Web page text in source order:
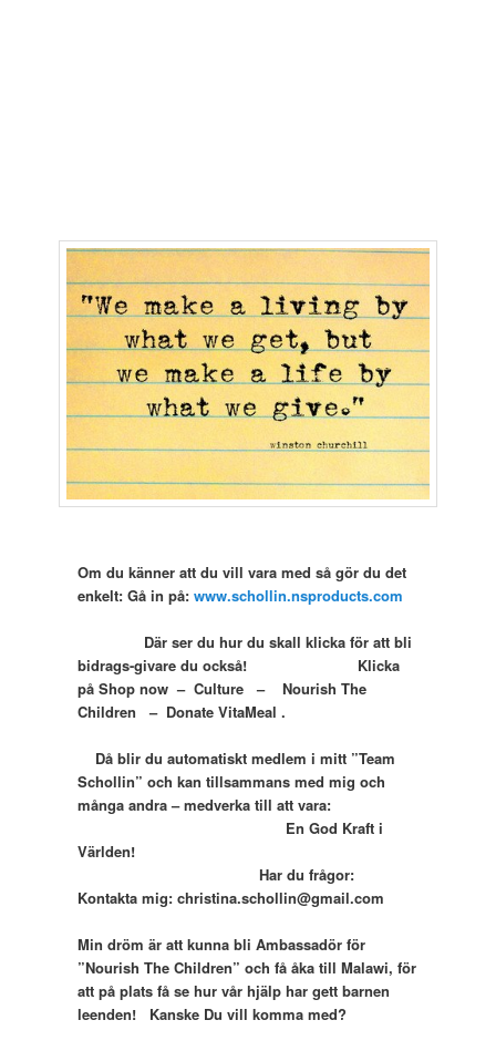
Om du känner att du vill vara med så gör du det
enkelt: Gå in på:www.schollin.nsproducts.com
Där ser du hur du skall klicka för att bli
bidrags-givare du också! Klicka
på Shop now – Culture – Nourish The
Children – Donate VitaMeal .
Då blir du automatiskt medlem i mitt ”Team
Schollin” och kan tillsammans med mig och
många andra – medverka till att vara:
En God Kraft i
Världen!
Har du frågor:
Kontakta mig: christina.schollin@gmail.com
Min dröm är att kunna bli Ambassadör för
”Nourish The Children” och få åka till Malawi, för
att på plats få se hur vår hjälp har gett barnen
leenden! Kanske Du vill komma med?